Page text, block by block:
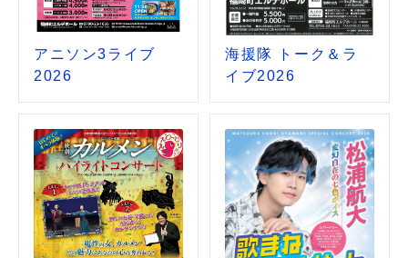
アニソン3ライブ
2026
海援隊 トーク＆ラ
イブ2026